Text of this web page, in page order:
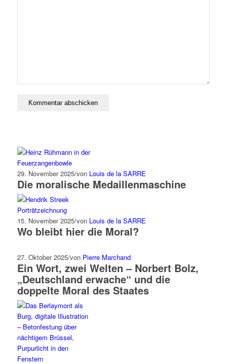
29. November 2025/von Louis de la SARRE
Die moralische Medaillenmaschine
15. November 2025/von Louis de la SARRE
Wo bleibt hier die Moral?
27. Oktober 2025/von Pierre Marchand
Ein Wort, zwei Welten – Norbert Bolz,
„Deutschland erwache“ und die
doppelte Moral des Staates